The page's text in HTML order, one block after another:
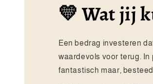
💛 Wat jij
Een bedrag investeren
waardevols voor terug. In
fantastisch maar,